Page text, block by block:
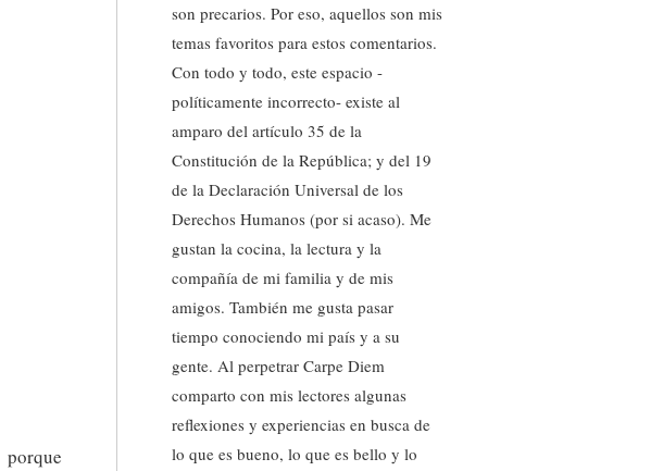
porque
son precarios. Por eso, aquellos son mis
temas favoritos para estos comentarios.
Con todo y todo, este espacio -
políticamente incorrecto- existe al
amparo del artículo 35 de la
Constitución de la República; y del 19
de la Declaración Universal de los
Derechos Humanos (por si acaso). Me
gustan la cocina, la lectura y la
compañía de mi familia y de mis
amigos. También me gusta pasar
tiempo conociendo mi país y a su
gente. Al perpetrar Carpe Diem
comparto con mis lectores algunas
reflexiones y experiencias en busca de
lo que es bueno, lo que es bello y lo